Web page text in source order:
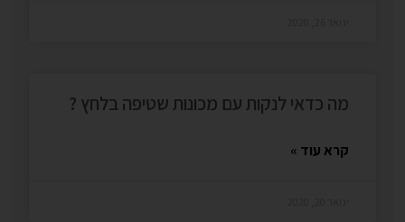
מה כדאי לנקות עם מכונות שטיפה בלחץ ?
קרא עוד »